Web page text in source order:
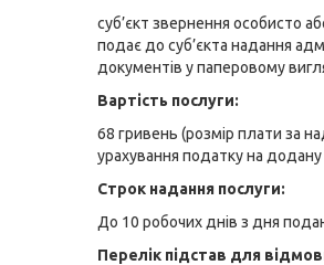
суб’єкт звернення особисто
подає до суб’єкта надання
документів у паперовому
Вартість послуги:
68 гривень (розмір плати за
урахування податку на додану
Строк надання послуги:
До 10 робочих днів з дня
Перелік підстав для